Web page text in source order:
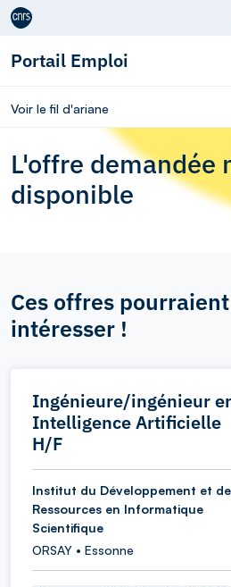
Aller au contenu
Portail Emploi
Voir le fil d'ariane
L'offre demandée
disponible
Ces offres
intéresser !
Ingénieure/ingénieur
Intelligence Artificielle
H/F
Institut du Développement et
Ressources en Informatique
Scientifique
ORSAY • Essonne